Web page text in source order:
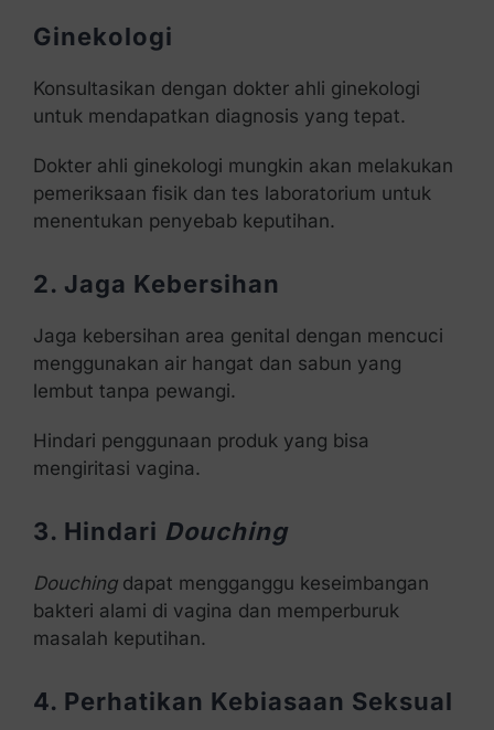
Ginekologi
Konsultasikan dengan dokter ahli ginekologi
untuk mendapatkan diagnosis yang tepat.
Dokter ahli ginekologi mungkin akan melakukan
pemeriksaan fisik dan tes laboratorium untuk
menentukan penyebab keputihan.
2. Jaga Kebersihan
Jaga kebersihan area genital dengan mencuci
menggunakan air hangat dan sabun yang
lembut tanpa pewangi.
Hindari penggunaan produk yang bisa
mengiritasi vagina.
3. Hindari Douching
Douchingdapat mengganggu keseimbangan
bakteri alami di vagina dan memperburuk
masalah keputihan.
4. Perhatikan Kebiasaan Seksual